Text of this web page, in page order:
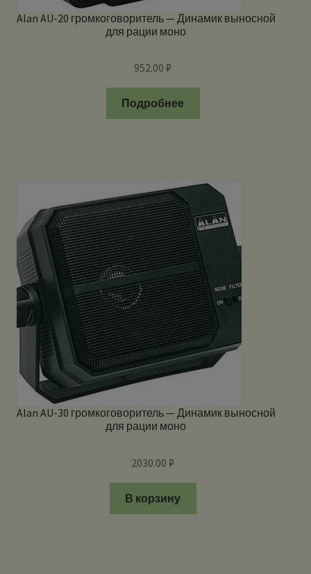
Alan AU-20 громкоговоритель — Динамик выносной
для рации моно
952.00₽
Подробнее
Alan AU-30 громкоговоритель — Динамик выносной
для рации моно
2030.00₽
В корзину